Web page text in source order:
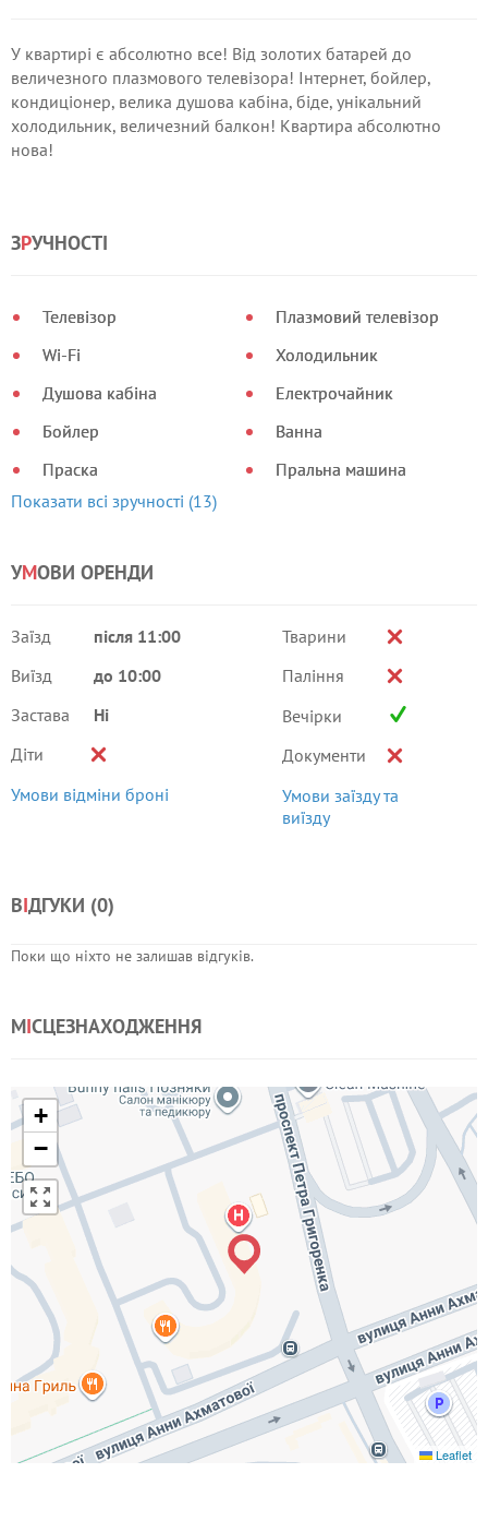
У квартирі є абсолютно все! Від золотих батарей до
величезного плазмового телевізора! Інтернет, бойлер,
кондиціонер, велика душова кабіна, біде, унікальний
холодильник, величезний балкон! Квартира абсолютно
нова!
ЗРУЧНОСТІ
Телевізор
Wi-Fi
Душова кабіна
Бойлер
Праска
Плазмовий телевізор
Холодильник
Електрочайник
Ванна
Пральна машина
Показати всі зручності (13)
УМОВИ ОРЕНДИ
Заїзд
після 11:00
Виїзд
до 10:00
Застава
Ні
Діти
Умови відміни броні
Тварини
Паління
Вечірки
Документи
Умови заїзду та
виїзду
ВІДГУКИ (0)
Поки що ніхто не залишав відгуків.
МІСЦЕЗНАХОДЖЕННЯ
+
−
Leaflet